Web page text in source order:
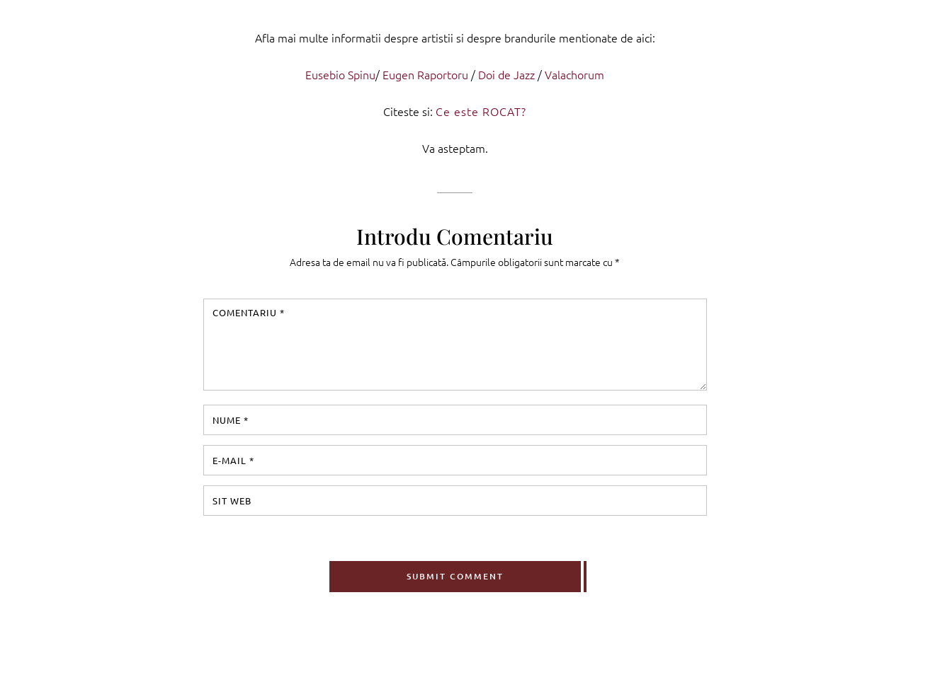
Afla mai multe informatii despre artistii si despre brandurile mentionate de aici:
Eusebio Spinu/ Eugen Raportoru / Doi de Jazz /Valachorum
Citeste si: Ce este ROCAT?
Va asteptam.
Introdu Comentariu
Adresa ta de email nu va fi publicată. Câmpurile obligatorii sunt marcate cu*
SUBMIT COMMENT